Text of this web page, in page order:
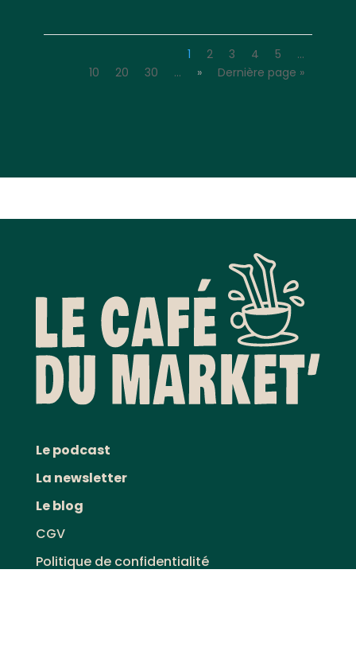
1 2 3 4 5
…
10
20 30 … » Dernière page »
Le podcast
La newsletter
Le blog
CGV
Politique de confidentialité